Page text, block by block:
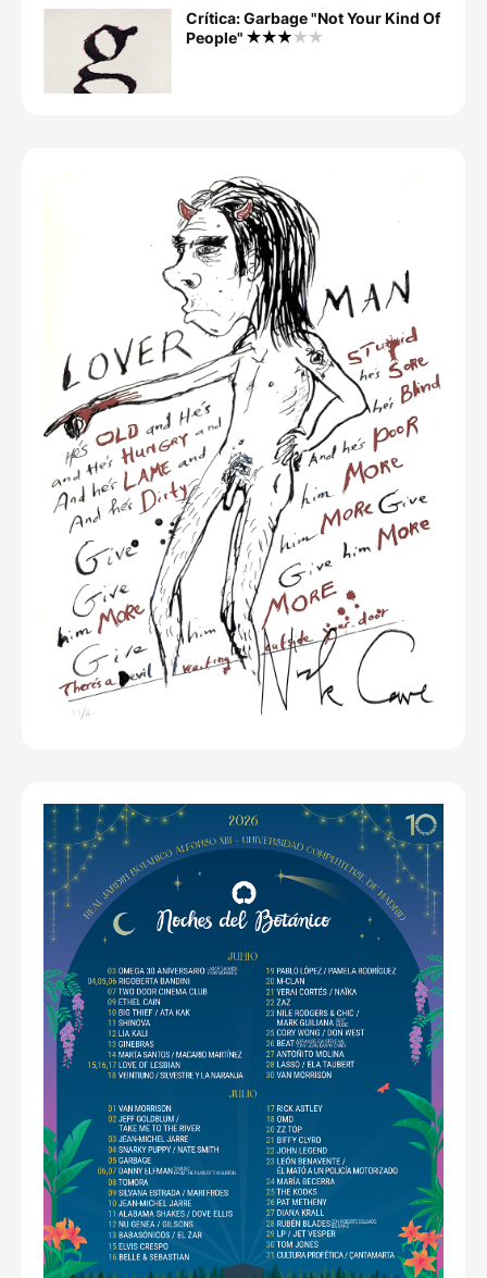
Crítica: Garbage "Not Your Kind Of
People"